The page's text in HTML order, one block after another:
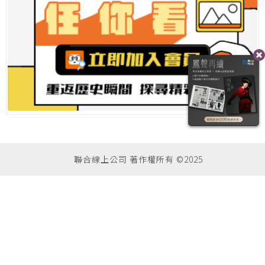
聯合線上公司 著作權所有 ©2025